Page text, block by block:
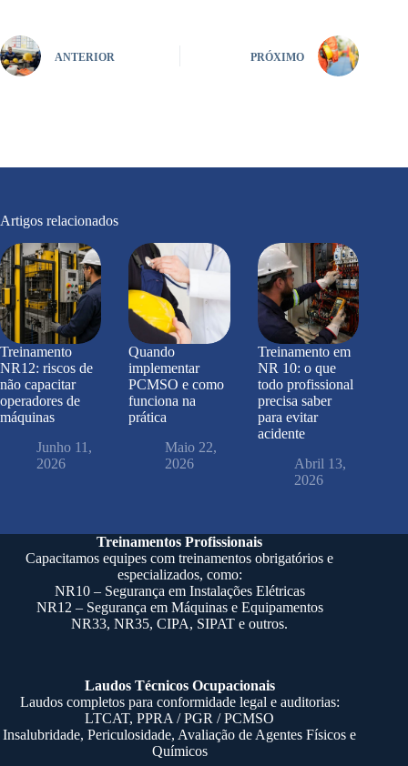
ANTERIOR PRÓXIMO
Artigos relacionados
Treinamento
NR12: riscos de
não capacitar
operadores de
máquinas
Junho 11,
2026
Quando
implementar
PCMSO e como
funciona na
prática
Maio 22,
2026
Treinamento em
NR 10: o que
todo profissional
precisa saber
para evitar
acidente
Abril 13,
2026
Treinamentos Profissionais
Capacitamos equipes com treinamentos obrigatórios e
especializados, como:
NR10– Segurança em Instalações Elétricas
NR12 – Segurança em Máquinas e Equipamentos
NR33,NR35,CIPA, SIPAT e outros.
Laudos Técnicos Ocupacionais
Laudos completos para conformidade legal e auditorias:
LTCAT, PPRA / PGR / PCMSO
Insalubridade, Periculosidade, Avaliação de Agentes Físicos e
Químicos